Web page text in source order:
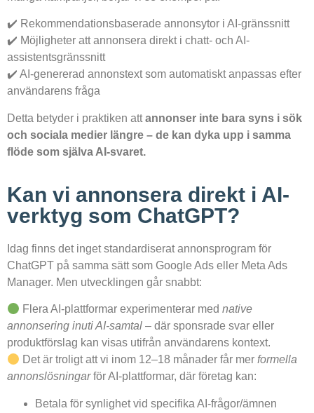
✔️ Rekommendationsbaserade annonsytor i AI-gränssnitt
✔️ Möjligheter att annonsera direkt i chatt- och AI-
assistentsgränssnitt
✔️ AI-genererad annonstext som automatiskt anpassas efter
användarens fråga
Detta betyder i praktiken attannonser inte bara syns i sök
och sociala medier längre – de kan dyka upp i samma
flöde som själva AI-svaret.
Kan vi annonsera direkt i AI-
verktyg som ChatGPT?
Idag finns det inget standardiserat annonsprogram för
ChatGPT på samma sätt som Google Ads eller Meta Ads
Manager. Men utvecklingen går snabbt:
Flera AI-plattformar experimenterar mednative
annonsering inuti AI-samtal – där sponsrade svar eller
produktförslag kan visas utifrån användarens kontext.
Det är troligt att vi inom 12–18 månader får merformella
annonslösningarför AI-plattformar, där företag kan:
Betala för synlighet vid specifika AI-frågor/ämnen